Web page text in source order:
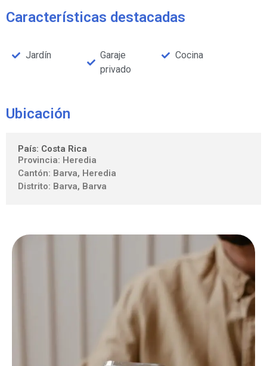
Características destacadas
Jardín
Garaje
privado
Cocina
Ubicación
País: Costa Rica
Provincia: Heredia
Cantón: Barva, Heredia
Distrito: Barva, Barva